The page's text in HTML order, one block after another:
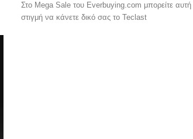
Στο Mega Sale του Everbuying.com μπορείτε αυτή
στιγμή να κάνετε δικό σας το Teclast